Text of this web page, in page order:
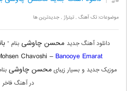
موضوعات:تک آهنگ ,تیتراژ ,جدیدترین ها
دانلود آهنگ جدید محسن چاوشیبنام “
Chavoshi –Banooye Emarat
موزیک جدید و بسیار زیبایمحسن چاوشی
در آهنگ فاخر